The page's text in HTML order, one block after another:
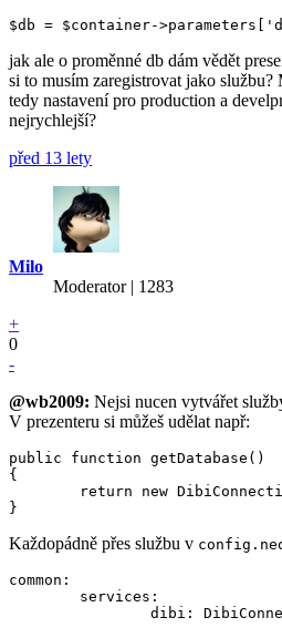
jak ale o proměnné db dám vědět
si to musím zaregistrovat jako
tedy nastavení pro production a
nejrychlejší?
před 13 lety
Milo
Moderator | 1283
+
0
-
@wb2009: Nejsi nucen vytvářet
V prezenteru si můžeš udělat např:
public function getDatabase()
{
Každopádně přes službu v
common: